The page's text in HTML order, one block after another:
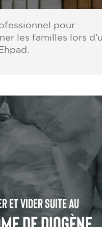
pour
les familles lors
et vider suite au